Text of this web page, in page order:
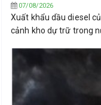
07/08/2026
Xuất khẩu dầu diesel
cảnh kho dự trữ trong